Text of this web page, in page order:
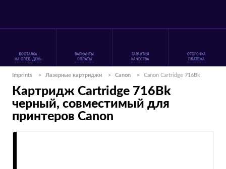
ДОСТАВКА
НА СЛЕД. ДЕНЬ
ВАРИАНТЫ
ОПЛАТЫ
ГАРАНТИЯ
КАЧЕСТВА
ОТСРОЧКА
ПЛАТЕЖА
Imprints > Лазерные картриджи > Canon > Canon Cartridge 716Bk
Картридж Cartridge 716Bk
черный, совместимый для
принтеров Canon